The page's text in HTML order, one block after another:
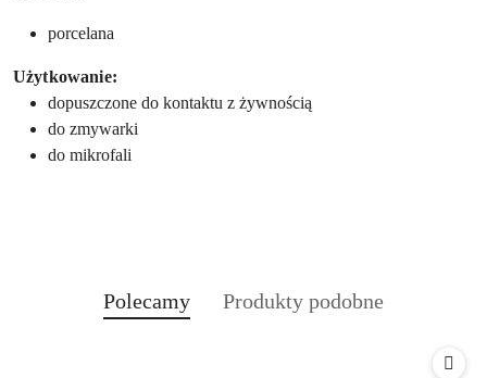
porcelana
Użytkowanie:
dopuszczone do kontaktu z żywnością
do zmywarki
do mikrofali
Pomiń karuzelę produktów
Produkty
Polecamy
Produkty
Produkty podobne